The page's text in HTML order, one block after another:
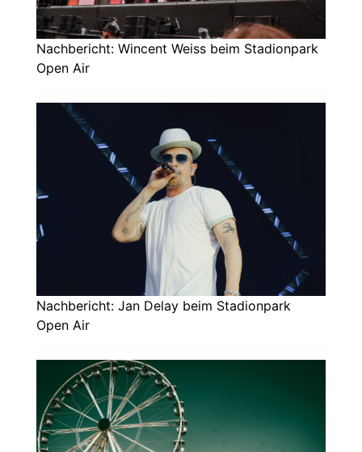
Nachbericht: Wincent Weiss beim Stadionpark
Open Air
Nachbericht: Jan Delay beim Stadionpark
Open Air